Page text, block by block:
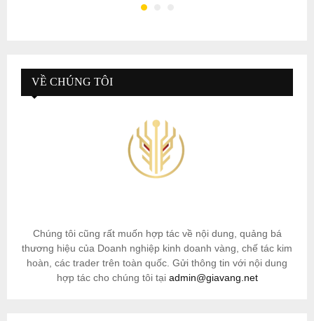
VỀ CHÚNG TÔI
Chúng tôi cũng rất muốn hợp tác về nội dung, quảng bá
thương hiệu của Doanh nghiệp kinh doanh vàng, chế tác kim
hoàn, các trader trên toàn quốc. Gửi thông tin với nội dung
hợp tác cho chúng tôi tại admin@giavang.net